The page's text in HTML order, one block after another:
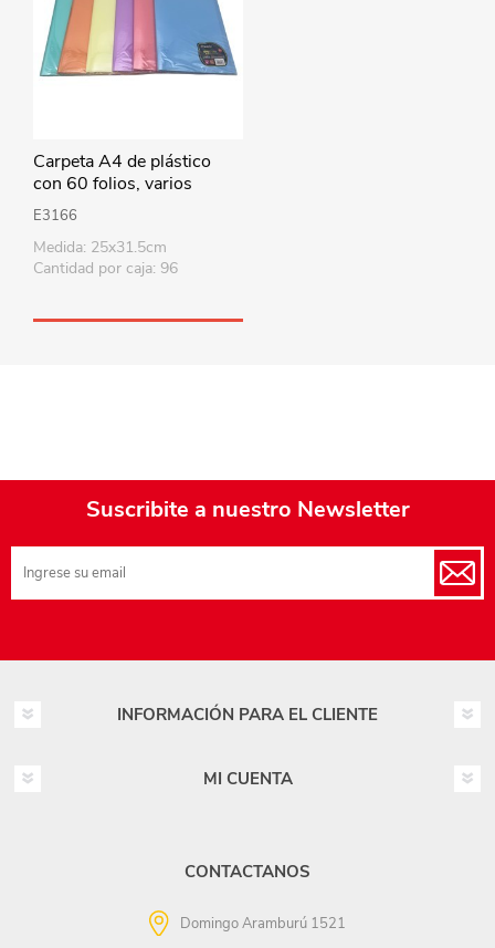
Carpeta A4 de plástico
con 60 folios, varios
colores
E3166
Medida: 25x31.5cm
Cantidad por caja: 96
Suscribite a nuestro Newsletter
INFORMACIÓN PARA EL CLIENTE
MI CUENTA
CONTACTANOS
Domingo Aramburú 1521